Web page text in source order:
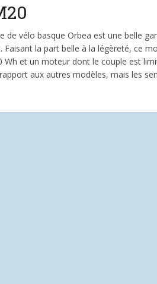
de vélo basque Orbea est une belle
Faisant la part belle à la légèreté, ce
et un moteur dont le couple est
aux autres modèles, mais les